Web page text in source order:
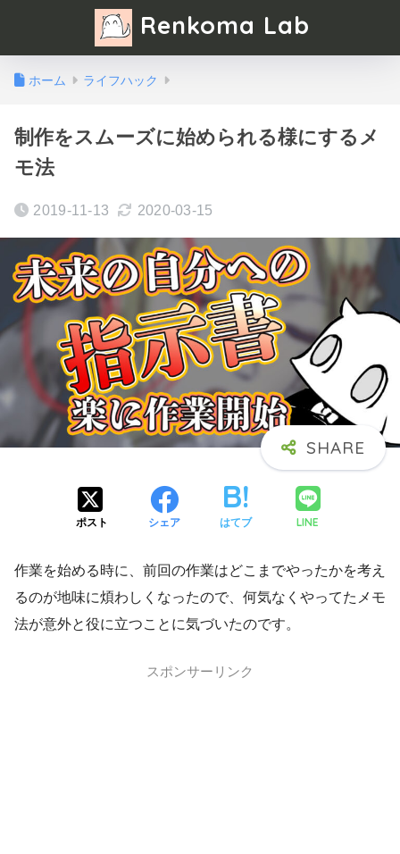
Renkoma Lab
ホーム ライフハック
制作をスムーズに始められる様にするメ
モ法
2019-11-13 2020-03-15
ポスト シェア はてブ LINE
作業を始める時に、前回の作業はどこまでやったかを考え
るのが地味に煩わしくなったので、何気なくやってたメモ
法が意外と役に立つことに気づいたのです。
スポンサーリンク